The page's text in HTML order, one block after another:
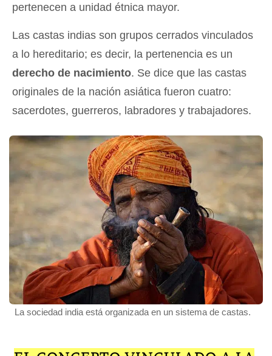
pertenecen a unidad étnica mayor.
Las castas indias son grupos cerrados vinculados
a lo hereditario; es decir, la pertenencia es un
derecho de nacimiento. Se dice que las castas
originales de la nación asiática fueron cuatro:
sacerdotes, guerreros, labradores y trabajadores.
La sociedad india está organizada en un sistema de castas.